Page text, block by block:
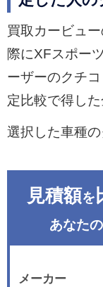
買取カービュ
際にXFスポー
ーザーのクチ
定比較で得し
選択した車種
見積額を
あなたの
メーカー